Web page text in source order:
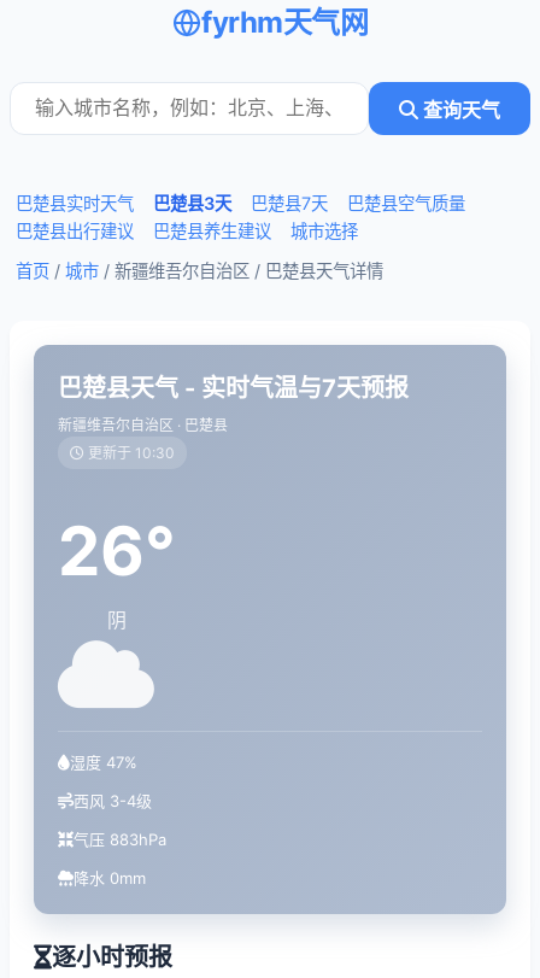
fyrhm天气网
查询天气
巴楚县实时天气 巴楚县3天 巴楚县7天
巴楚县空气质量
巴楚县出行建议
巴楚县养生建议
城市选择
首页 / 城市 / 新疆维吾尔自治区 / 巴楚县天气详情
巴楚县天气 - 实时气温与7天预报
新疆维吾尔自治区 · 巴楚县
更新于 10:30
26°
阴
湿度 47%
西风 3-4级
气压 883hPa
降水 0mm
逐小时预报